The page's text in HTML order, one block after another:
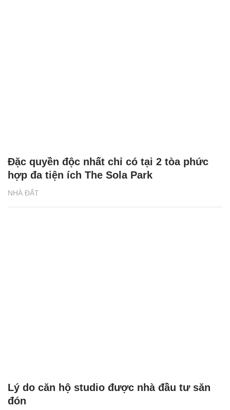
NHÀ ĐẤT
Đặc quyền độc nhất chỉ có tại 2 tòa phức
hợp đa tiện ích The Sola Park
Lý do căn hộ studio được nhà đầu tư săn
đón